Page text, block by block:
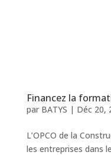
Financez la
par BATYS | Déc 20,
L’OPCO de la
les entreprises dans